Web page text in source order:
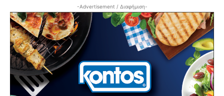
-Advertisement / Διαφήμιση-